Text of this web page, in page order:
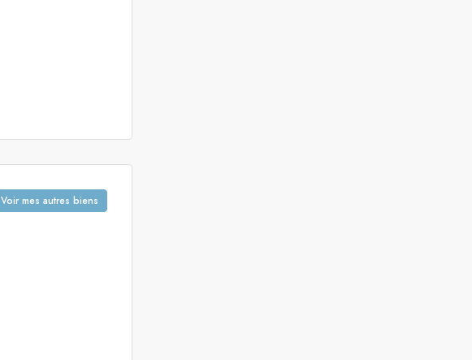
Voir mes autres biens